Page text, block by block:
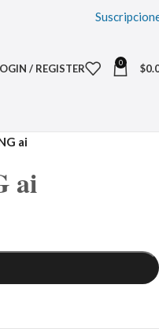
/ REGISTER 0 $
ai
ai